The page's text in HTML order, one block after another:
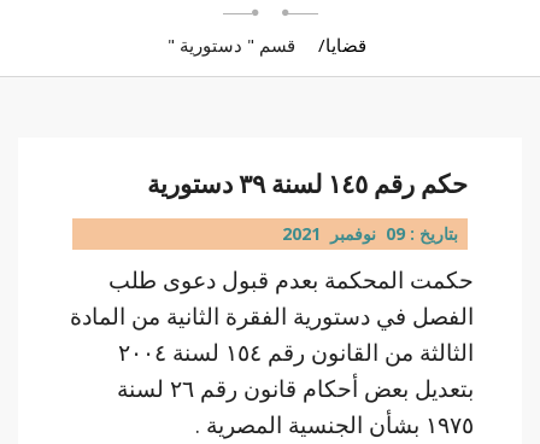
قضايا قسم " دستورية "
حكم رقم ١٤٥ لسنة ٣٩ دستورية
بتاريخ : 09 نوفمبر 2021
حكمت المحكمة بعدم قبول دعوى طلب
الفصل في دستورية الفقرة الثانية من المادة
الثالثة من القانون رقم ١٥٤ لسنة ٢٠٠٤
بتعديل بعض أحكام قانون رقم ٢٦ لسنة
١٩٧٥ بشأن الجنسية المصرية .